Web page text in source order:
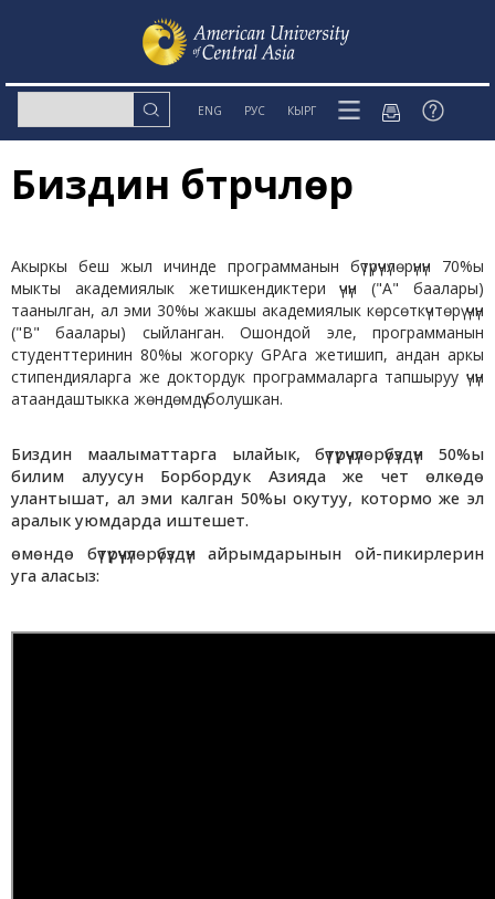
ENG РУС КЫРГ
Биздин бүтүрүүчүлөр
Акыркы беш жыл ичинде программанын бүтүрүүчүлөрүнүн 70%ы
мыкты академиялык жетишкендиктери үчүн ("А" баалары)
таанылган, ал эми 30%ы жакшы академиялык көрсөткүчтөрү үчүн
("В" баалары) сыйланган. Ошондой эле, программанын
студенттеринин 80%ы жогорку GPAга жетишип, андан аркы
стипендияларга же доктордук программаларга тапшыруу үчүн
атаандаштыкка жөндөмдүү болушкан.
Биздин маалыматтарга ылайык, бүтүрүүчүлөрүбүздүн 50%ы
билим алуусун Борбордук Азияда же чет өлкөдө
улантышат, ал эми калган 50%ы окутуу, котормо же эл
аралык уюмдарда иштешет.
өмөндө бүтүрүүчүлөрүбүздүн айрымдарынын ой-пикирлерин
уга аласыз: